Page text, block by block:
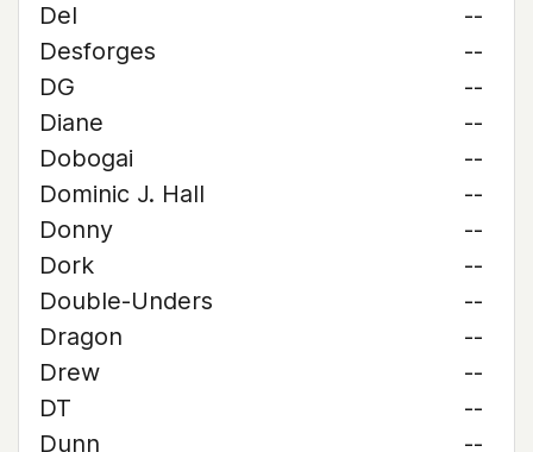
Del
--
Desforges
--
DG
--
Diane
--
Dobogai
--
Dominic J. Hall
--
Donny
--
Dork
--
Double-Unders
--
Dragon
--
Drew
--
DT
--
Dunn
--